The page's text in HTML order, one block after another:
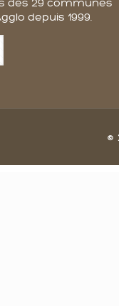
depuis 1999.
©